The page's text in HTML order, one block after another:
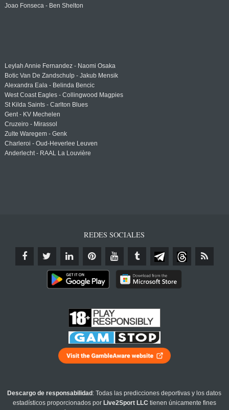
Joao Fonseca - Ben Shelton
Leylah Annie Fernandez - Naomi Osaka
Botic Van De Zandschulp - Jakub Mensik
Alexandra Eala - Belinda Bencic
West Coast Eagles - Collingwood Magpies
St Kilda Saints - Carlton Blues
Gent - KV Mechelen
Cruzeiro - Mirassol
Zulte Waregem - Genk
Charleroi - Oud-Heverlee Leuven
Anderlecht - RAAL La Louvière
REDES SOCIALES
Descargo de responsabilidad : Todas las predicciones deportivas y los datos
estadísticos proporcionados por Live2Sport LLC tienen únicamente fines